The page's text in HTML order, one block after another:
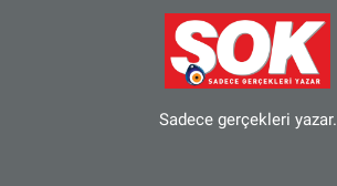
Sadece gerçekleri yazar.